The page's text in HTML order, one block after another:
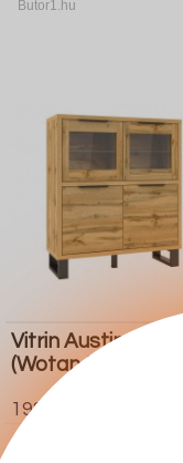
Butor1.hu
Vitrin Austin K101
(Wotan tölgy
198.000 Ft